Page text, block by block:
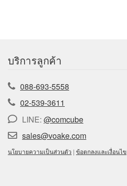
บริการลูกค้า
088-693-5558
02-539-3611
LINE: @comcube
sales@voake.com
นโยบายความเป็นส่วนตัว | ข้อตกลงและเงื่อนไข